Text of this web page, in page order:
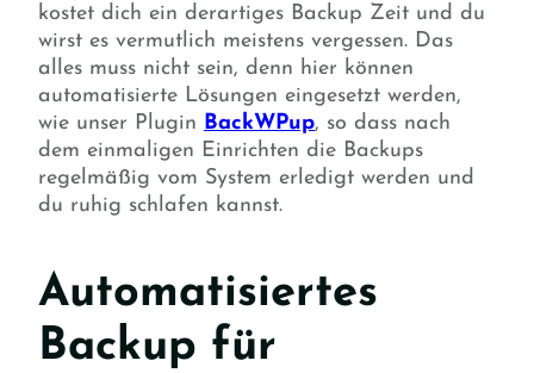
kostet dich ein derartiges Backup Zeit und du
wirst es vermutlich meistens vergessen. Das
alles muss nicht sein, denn hier können
automatisierte Lösungen eingesetzt werden,
wie unser Plugin BackWPup, so dass nach
dem einmaligen Einrichten die Backups
regelmäßig vom System erledigt werden und
du ruhig schlafen kannst.
Automatisiertes
Backup für